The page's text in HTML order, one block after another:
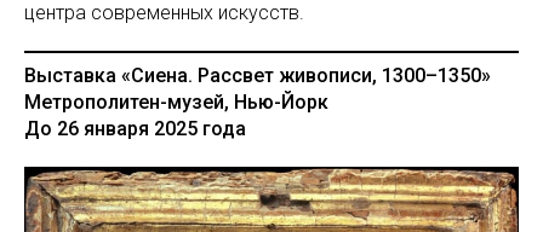
центра современных искусств.
Выставка «Сиена. Рассвет живописи, 1300–1350»
Метрополитен-музей, Нью-Йорк
До 26 января 2025 года